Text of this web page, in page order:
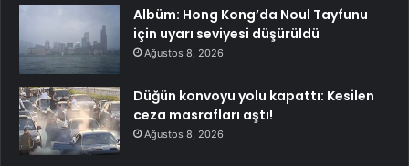
Albüm: Hong Kong’da Noul Tayfunu
için uyarı seviyesi düşürüldü
Ağustos 8, 2026
Düğün konvoyu yolu kapattı: Kesilen
ceza masrafları aştı!
Ağustos 8, 2026